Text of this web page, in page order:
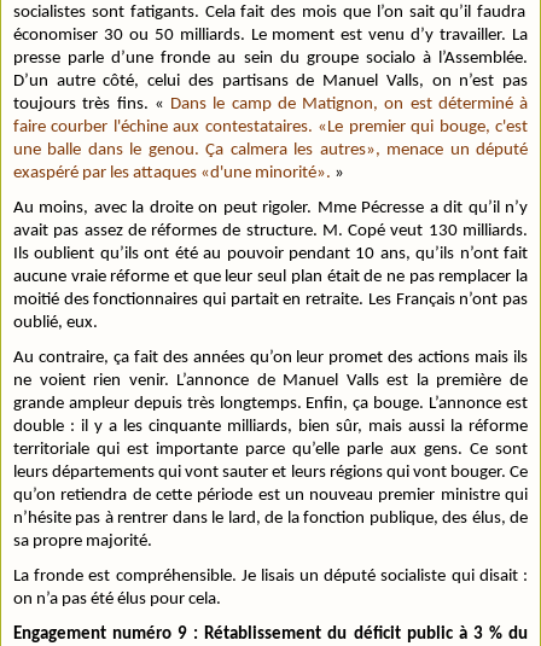
socialistes sont fatigants. Cela fait des mois que l’on sait qu’il faudra
économiser 30 ou 50 milliards. Le moment est venu d’y travailler. La
presse parle d’une fronde au sein du groupe socialo à l’Assemblée.
D’un autre côté, celui des partisans de Manuel Valls, on n’est pas
toujours très fins. « Dans le camp de Matignon, on est déterminé à
faire courber l'échine aux contestataires. «Le premier qui bouge, c'est
une balle dans le genou. Ça calmera les autres», menace un député
exaspéré par les attaques «d'une minorité». »
Au moins, avec la droite on peut rigoler. Mme Pécresse a dit qu’il n’y
avait pas assez de réformes de structure. M. Copé veut 130 milliards.
Ils oublient qu’ils ont été au pouvoir pendant 10 ans, qu’ils n’ont fait
aucune vraie réforme et que leur seul plan était de ne pas remplacer la
moitié des fonctionnaires qui partait en retraite. Les Français n’ont pas
oublié, eux.
Au contraire, ça fait des années qu’on leur promet des actions mais ils
ne voient rien venir. L’annonce de Manuel Valls est la première de
grande ampleur depuis très longtemps. Enfin, ça bouge. L’annonce est
double : il y a les cinquante milliards, bien sûr, mais aussi la réforme
territoriale qui est importante parce qu’elle parle aux gens. Ce sont
leurs départements qui vont sauter et leurs régions qui vont bouger. Ce
qu’on retiendra de cette période est un nouveau premier ministre qui
n’hésite pas à rentrer dans le lard, de la fonction publique, des élus, de
sa propre majorité.
La fronde est compréhensible. Je lisais un député socialiste qui disait :
on n’a pas été élus pour cela.
Engagement numéro 9 : Rétablissement du déficit public à 3 % du